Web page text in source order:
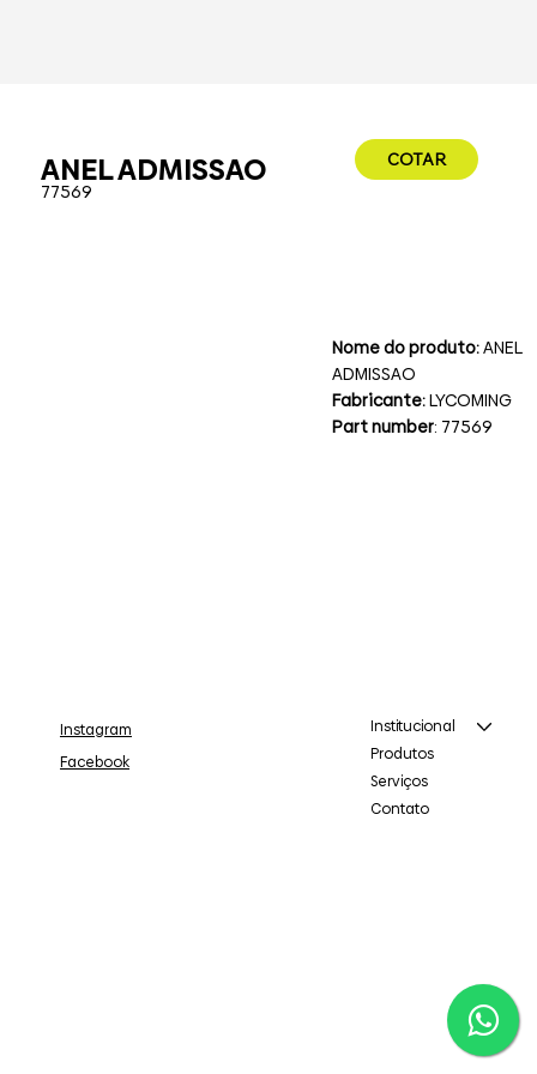
ANEL ADMISSAO
77569
COTAR
Nome do produto:ANEL
ADMISSAO
Fabricante:LYCOMING
Part number: 77569
Institucional
Produtos
Serviços
Contato
Instagram
Facebook